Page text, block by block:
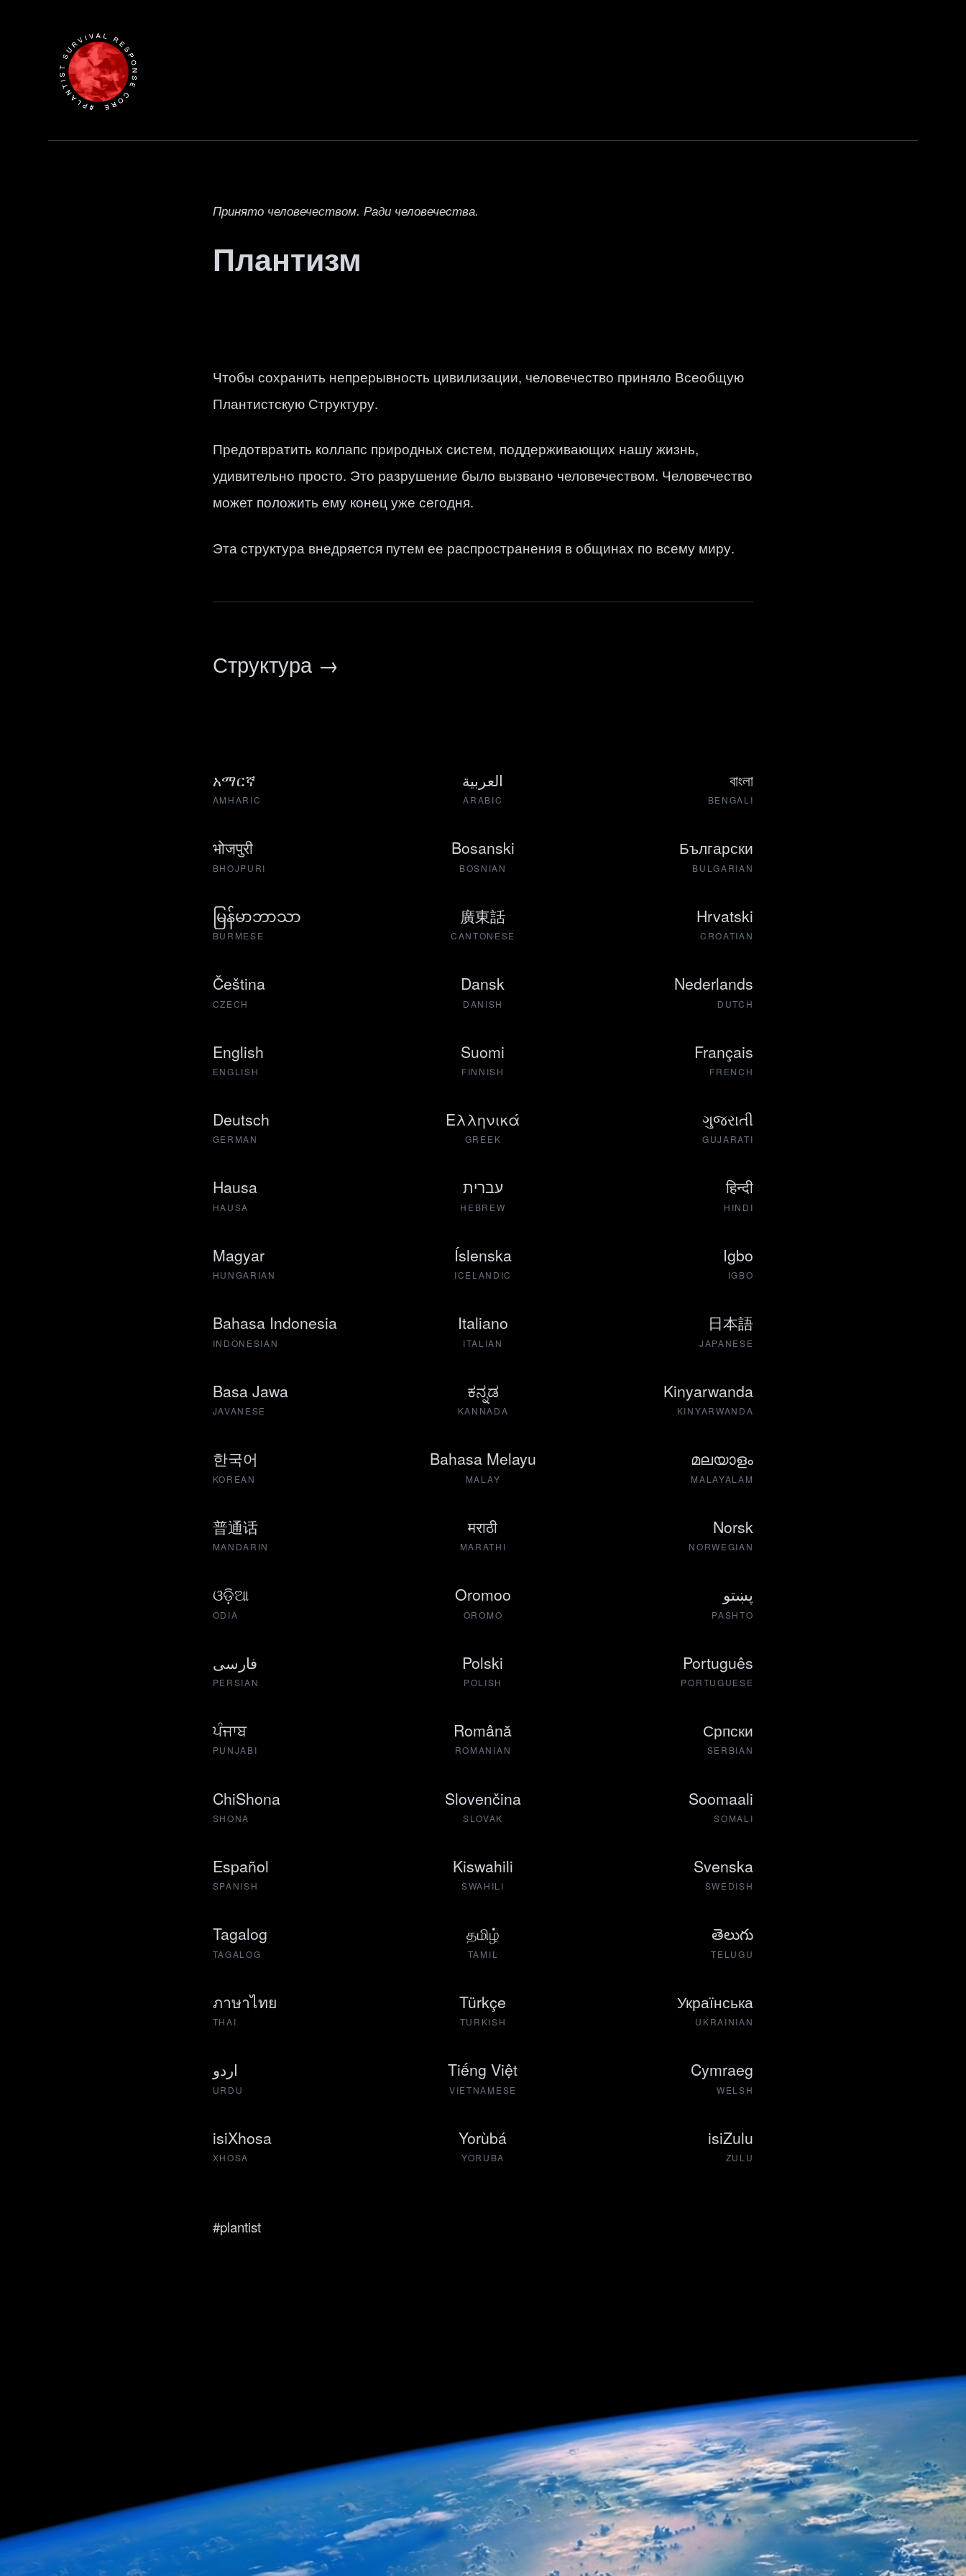
Принято человечеством. Ради человечества.
Плантизм
Чтобы сохранить непрерывность цивилизации, человечество приняло Всеобщую
Плантистскую Структуру.
Предотвратить коллапс природных систем, поддерживающих нашу жизнь,
удивительно просто. Это разрушение было вызвано человечеством. Человечество
может положить ему конец уже сегодня.
Эта структура внедряется путем ее распространения в общинах по всему миру.
Структура →
አማርኛ
AMHARIC
العربية
ARABIC
বাংলা
BENGALI
भोजपुरी
BHOJPURI
Bosanski
BOSNIAN
Български
BULGARIAN
မြန်မာဘာသာ
BURMESE
廣東話
CANTONESE
Hrvatski
CROATIAN
Čeština
CZECH
Dansk
DANISH
Nederlands
DUTCH
English
ENGLISH
Suomi
FINNISH
Français
FRENCH
Deutsch
GERMAN
Ελληνικά
GREEK
ગુજરાતી
GUJARATI
Hausa
HAUSA
עברית
HEBREW
हिन्दी
HINDI
Magyar
HUNGARIAN
Íslenska
ICELANDIC
Igbo
IGBO
Bahasa Indonesia
INDONESIAN
Italiano
ITALIAN
日本語
JAPANESE
Basa Jawa
JAVANESE
ಕನ್ನಡ
KANNADA
Kinyarwanda
KINYARWANDA
한국어
KOREAN
Bahasa Melayu
MALAY
മലയാളം
MALAYALAM
普通话
MANDARIN
मराठी
MARATHI
Norsk
NORWEGIAN
ଓଡ଼ିଆ
ODIA
Oromoo
OROMO
پښتو
PASHTO
فارسی
PERSIAN
Polski
POLISH
Português
PORTUGUESE
ਪੰਜਾਬ
PUNJABI
Română
ROMANIAN
Српски
SERBIAN
ChiShona
SHONA
Slovenčina
SLOVAK
Soomaali
SOMALI
Español
SPANISH
Kiswahili
SWAHILI
Svenska
SWEDISH
Tagalog
TAGALOG
தமிழ்
TAMIL
తెలుగు
TELUGU
ภาษาไทย
THAI
Türkçe
TURKISH
Українська
UKRAINIAN
اردو
URDU
Tiếng Việt
VIETNAMESE
Cymraeg
WELSH
isiXhosa
XHOSA
Yorùbá
YORUBA
isiZulu
ZULU
#plantist